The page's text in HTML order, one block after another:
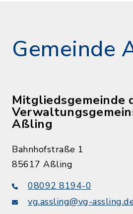
Gemeinde
Mitgliedsgemeinde
Aßling
Bahnhofstraße 1
85617 Aßling
08092 8194-0
vg.assling@vg-